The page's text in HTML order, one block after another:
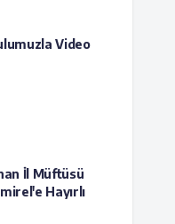
Video
İl Müftüsü
Hayırlı